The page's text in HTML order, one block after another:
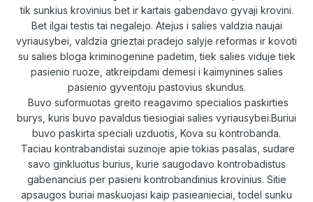
tik sunkius krovinius bet ir kartais gabendavo gyvaji krovini.
Bet ilgai testis tai negalejo. Atejus i salies valdzia naujai
vyriausybei, valdzia grieztai pradejo salyje reformas ir kovoti
su salies bloga kriminogenine padetim, tiek salies viduje tiek
pasienio ruoze, atkreipdami demesi i kaimynines salies
pasienio gyventoju pastovius skundus.
Buvo suformuotas greito reagavimo specialios paskirties
burys, kuris buvo pavaldus tiesiogiai salies vyriausybei.Buriui
buvo paskirta speciali uzduotis, Kova su kontrobanda.
Taciau kontrabandistai suzinoje apie tokias pasalas, sudare
savo ginkluotus burius, kurie saugodavo kontrobadistus
gabenancius per pasieni kontrobandinius krovinius. Sitie
apsaugos buriai maskuojasi kaip pasieanieciai, todel sunku